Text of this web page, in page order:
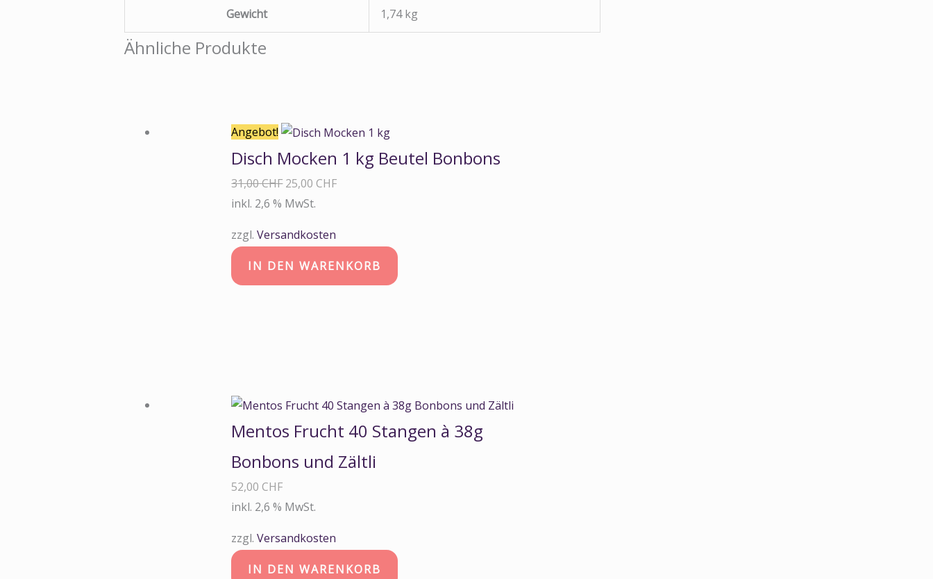
Gewicht 1,74 kg
Ähnliche Produkte
Angebot!
Disch Mocken 1 kg Beutel Bonbons
31,00CHF 25,00 CHF
inkl. 2,6 % MwSt.
zzgl.Versandkosten
IN DEN WARENKORB
Mentos Frucht 40 Stangen à 38g
Bonbons und Zältli
52,00 CHF
inkl. 2,6 % MwSt.
zzgl.Versandkosten
IN DEN WARENKORB